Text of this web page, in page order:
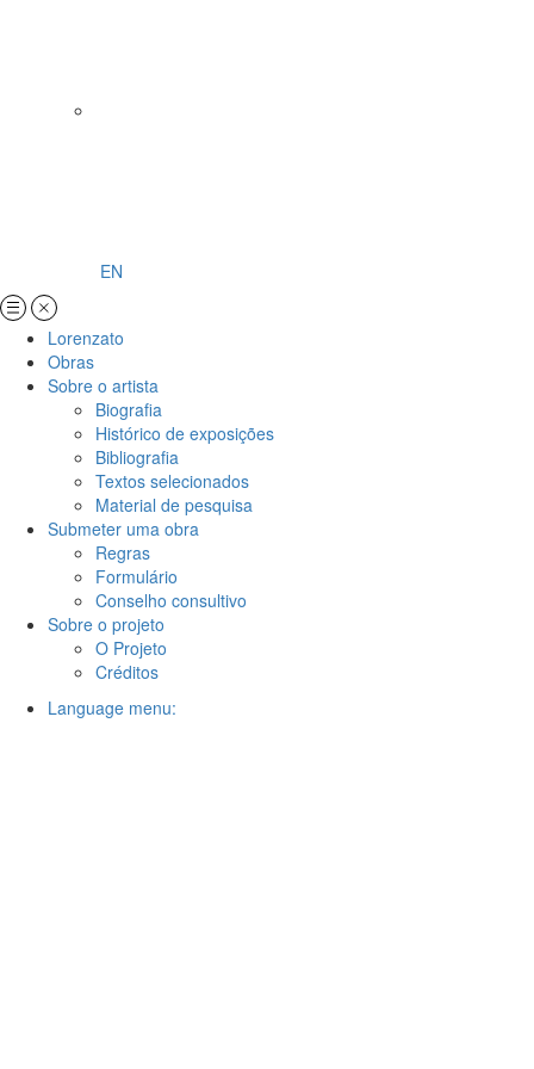
EN
Lorenzato
Obras
Sobre o artista
Biografia
Histórico de exposições
Bibliografia
Textos selecionados
Material de pesquisa
Submeter uma obra
Regras
Formulário
Conselho consultivo
Sobre o projeto
O Projeto
Créditos
Language menu: